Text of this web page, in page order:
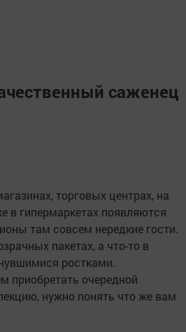
саженец
торговых центрах, на
в гипермаркетах появляются
там совсем нередкие гости.
пакетах, а что-то в
ростками.
приобретать очередной
нужно понять что же вам